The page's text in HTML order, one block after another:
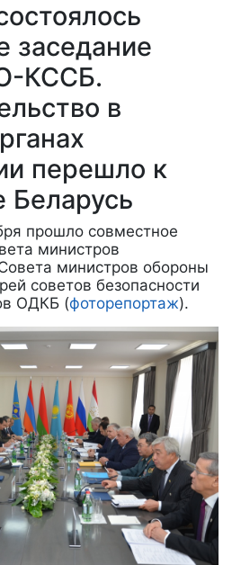
заседание
КССБ.
в
перешло к
Беларусь
прошло совместное
министров
министров обороны
советов безопасности
ОДКБ (фоторепортаж).